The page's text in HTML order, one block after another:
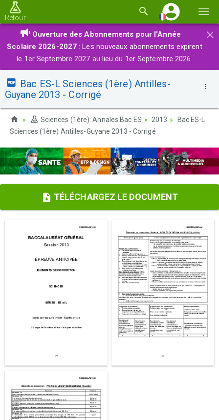
la
Retour
×
Ouverture des Abonnements pour l'Année
Scolaire 2026-2027 : Les nouveaux abonnements expirent
le 1er Septembre 2027 au lieu du 1er Septembre 2026.
Bac ES-L Sciences (1ère) Antilles-
Guyane 2013 - Corrigé
Sciences (1ère): Annales Bac ES 2013
Bac ES-L
Sciences (1ère) Antilles-Guyane 2013 - Corrigé
TÉLÉCHARGEZ LE DOCUMENT